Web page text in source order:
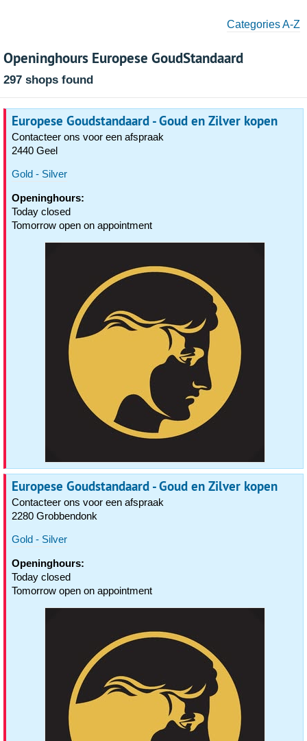
Categories A-Z
Openinghours Europese GoudStandaard
297 shops found
Europese Goudstandaard - Goud en Zilver kopen
Contacteer ons voor een afspraak
2440 Geel
Gold - Silver
Openinghours:
Today closed
Tomorrow open on appointment
Europese Goudstandaard - Goud en Zilver kopen
Contacteer ons voor een afspraak
2280 Grobbendonk
Gold - Silver
Openinghours:
Today closed
Tomorrow open on appointment